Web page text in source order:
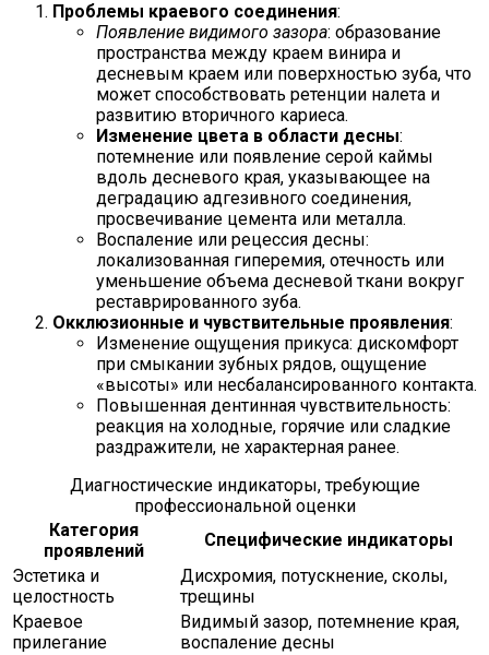
Проблемы краевого соединения:
Появление видимого зазора: образование
пространства между краем винира и
десневым краем или поверхностью зуба, что
может способствовать ретенции налета и
развитию вторичного кариеса.
Изменение цвета в области десны:
потемнение или появление серой каймы
вдоль десневого края, указывающее на
деградацию адгезивного соединения,
просвечивание цемента или металла.
Воспаление или рецессия десны:
локализованная гиперемия, отечность или
уменьшение объема десневой ткани вокруг
реставрированного зуба.
Окклюзионные и чувствительные проявления:
Изменение ощущения прикуса: дискомфорт
при смыкании зубных рядов, ощущение
«высоты» или несбалансированного контакта.
Повышенная дентинная чувствительность:
реакция на холодные, горячие или сладкие
раздражители, не характерная ранее.
Диагностические индикаторы, требующие
профессиональной оценки
Категория
проявлений
Специфические индикаторы
Эстетика и
целостность
Дисхромия, потускнение, сколы,
трещины
Краевое
прилегание
Видимый зазор, потемнение края,
воспаление десны